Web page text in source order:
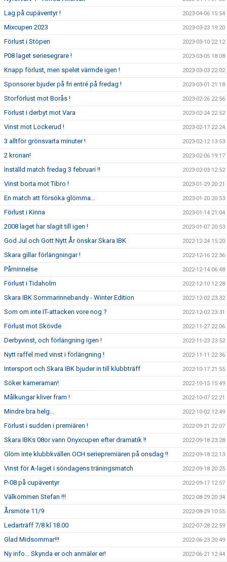
Lag på cupäventyr ! 2023-04-06 15:54
Mixcupen 2023 2023-03-23 19:20
Förlust i Stöpen 2023-03-10 22:12
P08 laget seriesegrare ! 2023-03-05 18:08
Knapp förlust, men spelet värmde igen ! 2023-03-03 22:02
Sponsorer bjuder på fri entré på fredag ! 2023-03-01 21:18
Storförlust mot Borås ! 2023-02-26 22:56
Förlust i derbyt mot Vara 2023-02-24 22:52
Vinst mot Lockerud ! 2023-02-17 22:24
3 alltför grönsvarta minuter ! 2023-02-12 13:53
2 kronan! 2023-02-06 19:17
Inställd match fredag 3 februari !! 2023-02-03 12:52
Vinst borta mot Tibro ! 2023-01-29 20:21
En match att försöka glömma... 2023-01-20 20:53
Förlust i Kinna 2023-01-14 21:04
2008 laget har slagit till igen ! 2023-01-07 20:53
God Jul och Gott Nytt År önskar Skara IBK 2022-12-24 15:20
Skara gillar förlängningar ! 2022-12-16 22:36
Påminnelse 2022-12-14 06:48
Förlust i Tidaholm 2022-12-10 12:28
Skara IBK Sommarinnebandy - Winter Edition 2022-12-02 23:32
Som om inte IT-attacken vore nog ? 2022-12-02 23:31
Förlust mot Skövde 2022-11-27 22:06
Derbyvinst, och förlängning igen ! 2022-11-23 23:52
Nytt raffel med vinst i förlängning ! 2022-11-11 22:36
Intersport och Skara IBK bjuder in till klubbträff 2022-10-17 21:55
Söker kameraman! 2022-10-15 15:49
Målkungar kliver fram ! 2022-10-07 22:21
Mindre bra helg... 2022-10-02 12:49
Förlust i sudden i premiären ! 2022-09-21 22:07
Skara IBKs 08or vann Onyxcupen efter dramatik !! 2022-09-18 23:28
Glöm inte klubbkvällen OCH seriepremiären på onsdag !! 2022-09-18 22:13
Vinst för A-laget i söndagens träningsmatch 2022-09-18 20:25
P-08 på cupäventyr 2022-09-17 12:57
Välkommen Stefan !!! 2022-08-29 20:34
Årsmöte 11/9 2022-08-29 10:55
Ledarträff 7/8 kl 18.00 2022-07-28 22:59
Glad Midsommar!!! 2022-06-23 20:49
Ny info... Skynda er och anmäler er! 2022-06-21 12:44